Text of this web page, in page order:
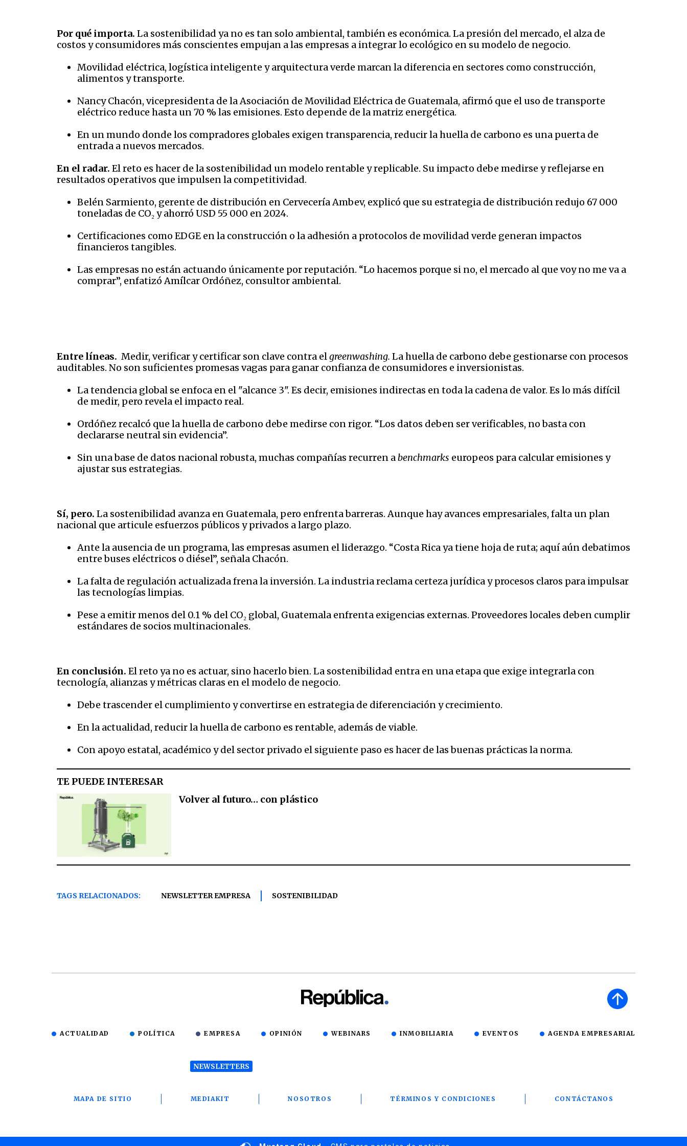
Por qué importa. La sostenibilidad ya no es tan solo ambiental, también es económica. La presión del mercado, el alza de
costos y consumidores más conscientes empujan a las empresas a integrar lo ecológico en su modelo de negocio.
Movilidad eléctrica, logística inteligente y arquitectura verde marcan la diferencia en sectores como construcción,
alimentos y transporte.
Nancy Chacón, vicepresidenta de la Asociación de Movilidad Eléctrica de Guatemala, afirmó que el uso de transporte
eléctrico reduce hasta un 70 % las emisiones. Esto depende de la matriz energética.
En un mundo donde los compradores globales exigen transparencia, reducir la huella de carbono es una puerta de
entrada a nuevos mercados.
En el radar. El reto es hacer de la sostenibilidad un modelo rentable y replicable. Su impacto debe medirse y reflejarse en
resultados operativos que impulsen la competitividad.
Belén Sarmiento, gerente de distribución en Cervecería Ambev, explicó que su estrategia de distribución redujo 67 000
toneladas de CO₂ y ahorró USD 55 000 en 2024.
Certificaciones como EDGE en la construcción o la adhesión a protocolos de movilidad verde generan impactos
financieros tangibles.
Las empresas no están actuando únicamente por reputación. “Lo hacemos porque si no, el mercado al que voy no me va a
comprar”, enfatizó Amílcar Ordóñez, consultor ambiental.
Entre líneas. Medir, verificar y certificar son clave contra elgreenwashing. La huella de carbono debe gestionarse con procesos
auditables. No son suficientes promesas vagas para ganar confianza de consumidores e inversionistas.
La tendencia global se enfoca en el "alcance 3". Es decir, emisiones indirectas en toda la cadena de valor. Es lo más difícil
de medir, pero revela el impacto real.
Ordóñez recalcó que la huella de carbono debe medirse con rigor. “Los datos deben ser verificables, no basta con
declararse neutral sin evidencia”.
Sin una base de datos nacional robusta, muchas compañías recurren abenchmarks europeos para calcular emisiones y
ajustar sus estrategias.
Sí, pero. La sostenibilidad avanza en Guatemala, pero enfrenta barreras. Aunque hay avances empresariales, falta un plan
nacional que articule esfuerzos públicos y privados a largo plazo.
Ante la ausencia de un programa, las empresas asumen el liderazgo. “Costa Rica ya tiene hoja de ruta; aquí aún debatimos
entre buses eléctricos o diésel”, señala Chacón.
La falta de regulación actualizada frena la inversión. La industria reclama certeza jurídica y procesos claros para impulsar
las tecnologías limpias.
Pese a emitir menos del 0.1 % del CO₂ global, Guatemala enfrenta exigencias externas. Proveedores locales deben cumplir
estándares de socios multinacionales.
En conclusión. El reto ya no es actuar, sino hacerlo bien. La sostenibilidad entra en una etapa que exige integrarla con
tecnología, alianzas y métricas claras en el modelo de negocio.
Debe trascender el cumplimiento y convertirse en estrategia de diferenciación y crecimiento.
En la actualidad, reducir la huella de carbono es rentable, además de viable.
Con apoyo estatal, académico y del sector privado el siguiente paso es hacer de las buenas prácticas la norma.
TE PUEDE INTERESAR
Volver al futuro… con plástico
TAGS RELACIONADOS: NEWSLETTER EMPRESA SOSTENIBILIDAD
ACTUALIDAD POLÍTICA EMPRESA OPINIÓN WEBINARS INMOBILIARIA EVENTOS AGENDA EMPRESARIAL
NEWSLETTERS
MAPA DE SITIO MEDIAKIT NOSOTROS TÉRMINOS Y CONDICIONES CONTÁCTANOS